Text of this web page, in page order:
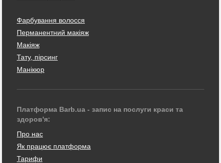
Фарбування волосся
Перманентний макіяж
Макіяж
Тату, пірсинг
Манікюр
Платформа Barb.ua - запис на послуги краси та
здоров'я:
Про нас
Як працює платформа
Тарифи